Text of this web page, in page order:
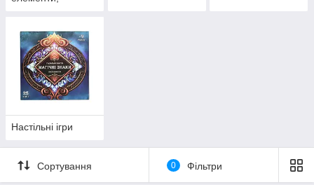
Настільні ігри
Сортування 0 Фільтри